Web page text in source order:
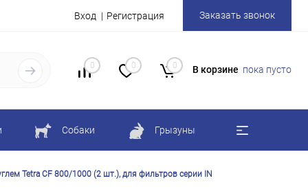
Вход Регистрация Заказать звонок
0 0 0 В корзине пока пусто
Собаки Грызуны
Tetra CF 800/1000 (2 шт.), для фильтров серии IN